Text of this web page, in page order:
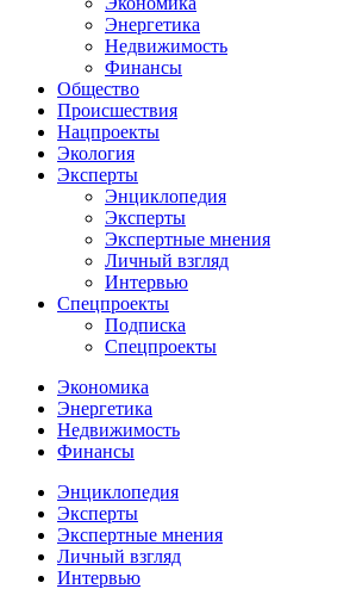
Энергетика
Недвижимость
Финансы
Общество
Происшествия
Нацпроекты
Экология
Эксперты
Энциклопедия
Эксперты
Экспертные мнения
Личный взгляд
Интервью
Спецпроекты
Подписка
Спецпроекты
Экономика
Энергетика
Недвижимость
Финансы
Энциклопедия
Эксперты
Экспертные мнения
Личный взгляд
Интервью